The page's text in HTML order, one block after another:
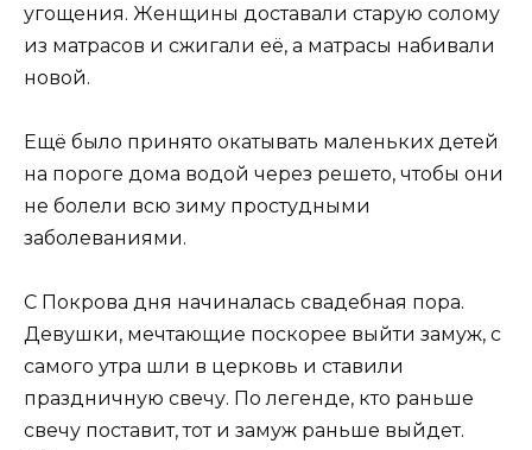
угощения. Женщины доставали старую солому
из матрасов и сжигали её, а матрасы набивали
новой.
Ещё было принято окатывать маленьких детей
на пороге дома водой через решето, чтобы они
не болели всю зиму простудными
заболеваниями.
С Покрова дня начиналась свадебная пора.
Девушки, мечтающие поскорее выйти замуж, с
самого утра шли в церковь и ставили
праздничную свечу. По легенде, кто раньше
свечу поставит, тот и замуж раньше выйдет.